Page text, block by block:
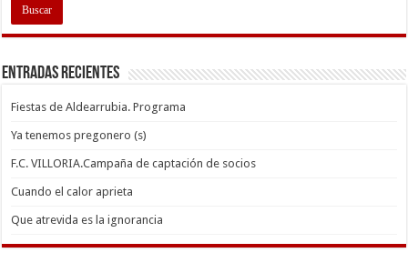
Entradas recientes
Fiestas de Aldearrubia. Programa
Ya tenemos pregonero (s)
F.C. VILLORIA.Campaña de captación de socios
Cuando el calor aprieta
Que atrevida es la ignorancia